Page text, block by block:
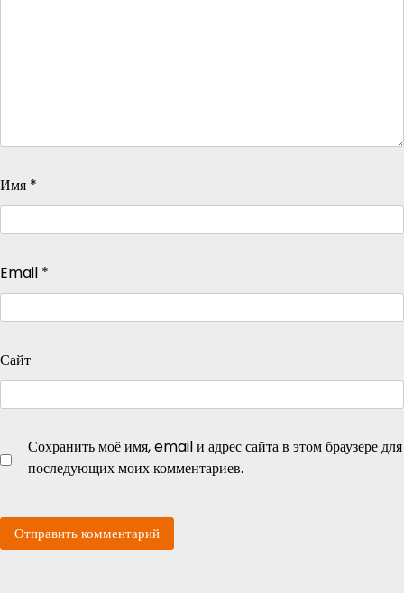
Имя *
Email *
Сайт
Сохранить моё имя, email и адрес сайта в этом браузере для
последующих моих комментариев.